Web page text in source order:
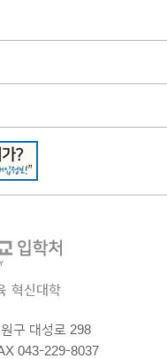
혁신대학
구 대성로 298
043-229-8037